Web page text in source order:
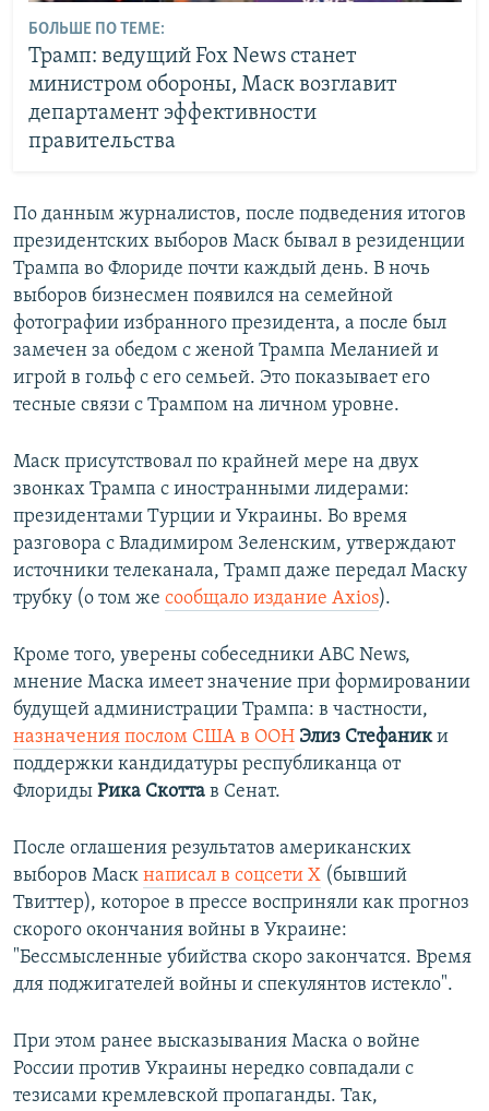
БОЛЬШЕ ПО ТЕМЕ:
Трамп: ведущий Fox News станет
министром обороны, Маск возглавит
департамент эффективности
правительства
По данным журналистов, после подведения итогов
президентских выборов Маск бывал в резиденции
Трампа во Флориде почти каждый день. В ночь
выборов бизнесмен появился на семейной
фотографии избранного президента, а после был
замечен за обедом с женой Трампа Меланией и
игрой в гольф с его семьей. Это показывает его
тесные связи с Трампом на личном уровне.
Маск присутствовал по крайней мере на двух
звонках Трампа с иностранными лидерами:
президентами Турции и Украины. Во время
разговора с Владимиром Зеленским, утверждают
источники телеканала, Трамп даже передал Маску
трубку (о том же сообщало издание Axios).
Кроме того, уверены собеседники ABC News,
мнение Маска имеет значение при формировании
будущей администрации Трампа: в частности,
назначения послом США в ООН Элиз Стефаники
поддержки кандидатуры республиканца от
Флориды Рика Скотта в Сенат.
После оглашения результатов американских
выборов Маск написал в соцсети Х (бывший
Твиттер), которое в прессе восприняли как прогноз
скорого окончания войны в Украине:
"Бессмысленные убийства скоро закончатся. Время
для поджигателей войны и спекулянтов истекло".
При этом ранее высказывания Маска о войне
России против Украины нередко совпадали с
тезисами кремлевской пропаганды. Так,